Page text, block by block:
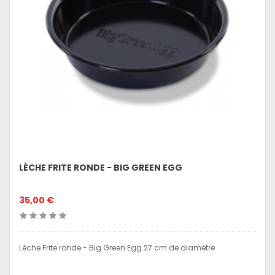
LÈCHE FRITE RONDE - BIG GREEN EGG
35,00 €
Lèche Frite ronde - Big Green Egg 27 cm de diamètre